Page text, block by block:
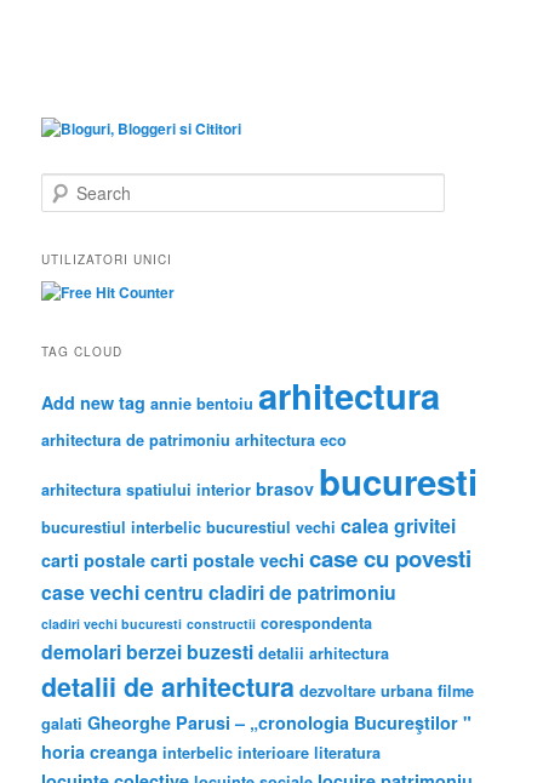
e
r
c
h
UTILIZATORI UNICI
TAG CLOUD
Add new tag annie bentoiu arhitectura
arhitectura de patrimoniu arhitectura eco
arhitectura spatiului interior brasov bucuresti
bucurestiul interbelic bucurestiul vechi calea grivitei
carti postale carti postale vechi case cu povesti
case vechicentru cladiri de patrimoniu
cladiri vechi bucuresti constructii corespondenta
demolari berzei buzesti detalii arhitectura
detalii de arhitectura dezvoltare urbana filme
galati Gheorghe Parusi – „cronologia Bucureştilor "
horia creanga interbelic interioare literatura